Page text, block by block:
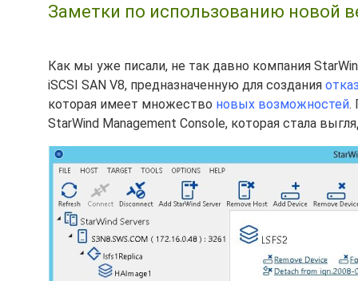
Заметки по использованию новой
Как мы уже писали, не так давно компания
iSCSI SAN V8, предназначенную для создания
которая имеет множество новых возможностей.
StarWind Management Console, которая стала